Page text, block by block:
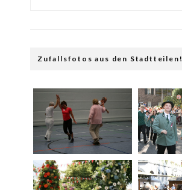
Zufallsfotos aus den Stadtteilen!